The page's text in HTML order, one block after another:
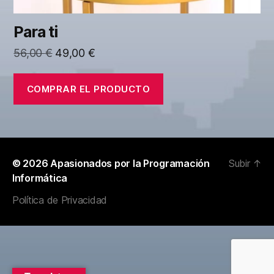
Para ti
56,00€ El
original
era:
49,00 €El
actual
es:
COMPRAR EL PRODUCTO
© 2026Apasionados por la Programación
Informática
Política de Privacidad
Subir ↑